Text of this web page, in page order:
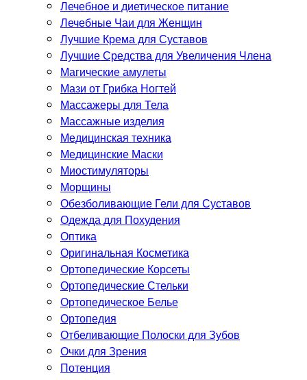
Лечебное и диетическое питание
Лечебные Чаи для Женщин
Лучшие Крема для Суставов
Лучшие Средства для Увеличения Члена
Магические амулеты
Мази от Грибка Ногтей
Массажеры для Тела
Массажные изделия
Медицинская техника
Медицинские Маски
Миостимуляторы
Морщины
Обезболивающие Гели для Суставов
Одежда для Похудения
Оптика
Оригинальная Косметика
Ортопедические Корсеты
Ортопедические Стельки
Ортопедическое Белье
Ортопедия
Отбеливающие Полоски для Зубов
Очки для Зрения
Потенция